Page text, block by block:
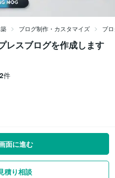
ブログ制作・カスタマイズ ブ
レスブログを作成します
2件
面に進む
積り相談